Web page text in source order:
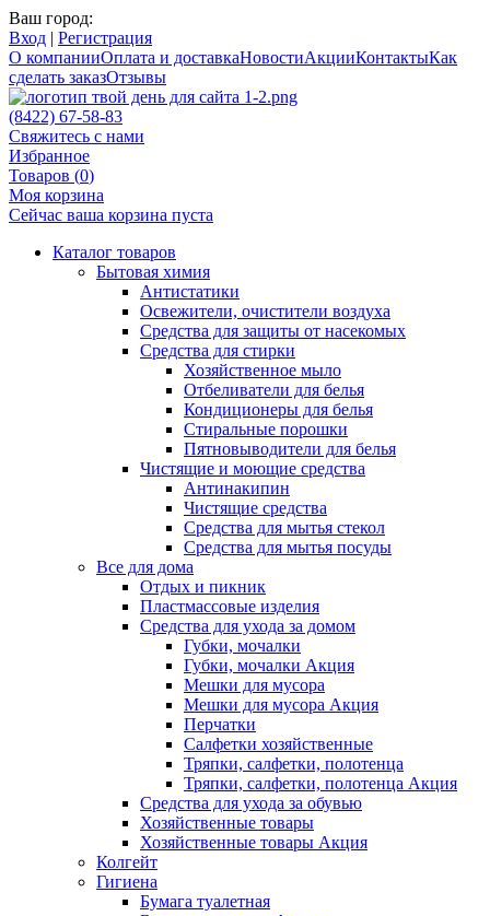
Ваш город:
Вход | Регистрация
О компанииОплата и доставкаНовостиАкцииКонтактыКак
сделать заказОтзывы
(8422) 67-58-83
Свяжитесь с нами
Избранное
Товаров (0)
Моя корзина
Сейчас ваша корзина пуста
Каталог товаров
Бытовая химия
Антистатики
Освежители, очистители воздуха
Средства для защиты от насекомых
Средства для стирки
Хозяйственное мыло
Отбеливатели для белья
Кондиционеры для белья
Стиральные порошки
Пятновыводители для белья
Чистящие и моющие средства
Антинакипин
Чистящие средства
Средства для мытья стекол
Средства для мытья посуды
Все для дома
Отдых и пикник
Пластмассовые изделия
Средства для ухода за домом
Губки, мочалки
Губки, мочалки Акция
Мешки для мусора
Мешки для мусора Акция
Перчатки
Салфетки хозяйственные
Тряпки, салфетки, полотенца
Тряпки, салфетки, полотенца Акция
Средства для ухода за обувью
Хозяйственные товары
Хозяйственные товары Акция
Колгейт
Гигиена
Бумага туалетная